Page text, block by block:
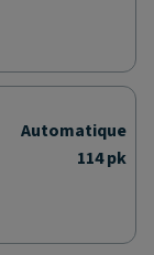
Automatique
114 pk